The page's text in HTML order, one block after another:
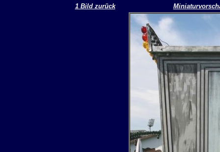
1 Bild zurück